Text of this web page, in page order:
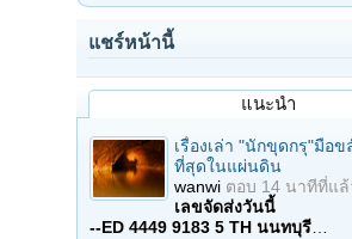
แชร์หน้านี้
แนะนำ
เรื่องเล่า "นักขุดกรุ"มือข
ที่สุดในแผ่นดิน
wanwi ตอบ 14 นาทีที่แล้
เลขจัดส่งวันนี้
--ED 4449 9183 5 TH นนทบุรี